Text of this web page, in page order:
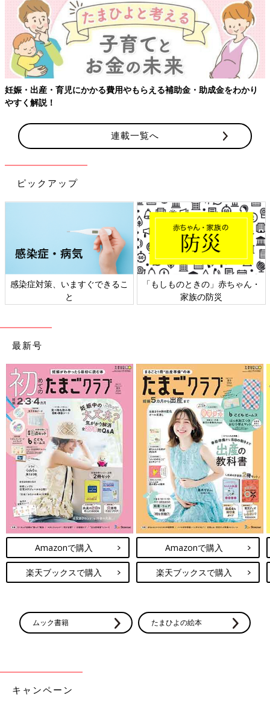
【ワクチン接種できるものも】妊婦の感染症対策、知っておいて！
連載一覧へ
ピックアップ
・
日本外来小児科学会リーフレッ
ト検討会
六星占術 細木かおりさんの
相談
最新号
Amazonで購入
楽天ブックスで購入
Amazonで購入
楽天ブックスで購入
ムック書籍 たまひよの絵本
キャンペーン